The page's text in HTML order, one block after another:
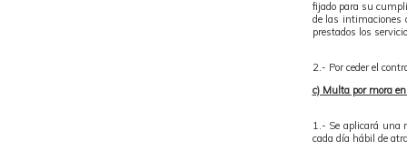
fijado para su
de las intimaciones
prestados los
2.- Por ceder el
c) Multa por mora
1.- Se aplicará una
cada día hábil de